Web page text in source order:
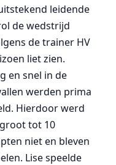
leidende
de wedstrijd
de trainer HV
liet zien.
en snel in de
werden prima
Hierdoor werd
tot 10
niet en bleven
Lise speelde